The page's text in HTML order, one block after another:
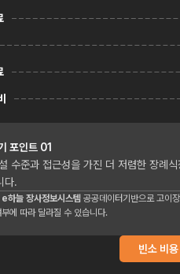
포인트 01
수준과 접근성을 가진 더 저렴한 장례
다.
e하늘 장사정보시스템 공공데이터기반으로 고이
에 따라 달라질 수 있습니다.
빈소 비